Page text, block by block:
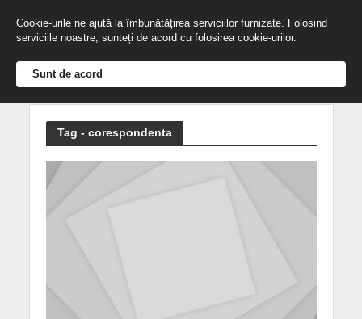
Tag - corespondenta
Cookie-urile ne ajută la îmbunătățirea serviciilor furnizate. Folosind
serviciile noastre, sunteți de acord cu folosirea cookie-urilor.
Sunt de acord